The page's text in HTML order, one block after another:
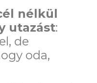
nélkül
utazást:
de
oda,